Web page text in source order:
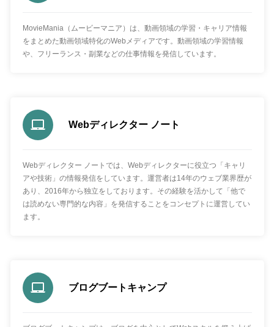
MovieMania（ムービーマニア）は、動画領域の学習・キャリア情報
をまとめた動画領域特化のWebメディアです。動画領域の学習情報
や、フリーランス・副業などの仕事情報を発信しています。
Webディレクター ノート
Webディレクター ノートでは、Webディレクターに役立つ「キャリ
アや技術」の情報発信をしています。運営者は14年のウェブ業界歴が
あり、2016年から独立をしております。その経験を活かして「他で
は読めない専門的な内容」を発信することをコンセプトに運営してい
ます。
ブログブートキャンプ